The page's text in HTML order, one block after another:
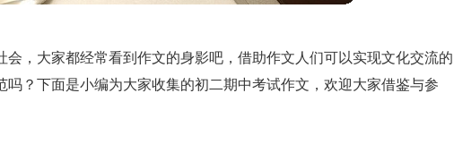
会，大家都经常看到作文的身影吧，借助作文人们可以实现文化交流的
吗？下面是小编为大家收集的初二期中考试作文，欢迎大家借鉴与参